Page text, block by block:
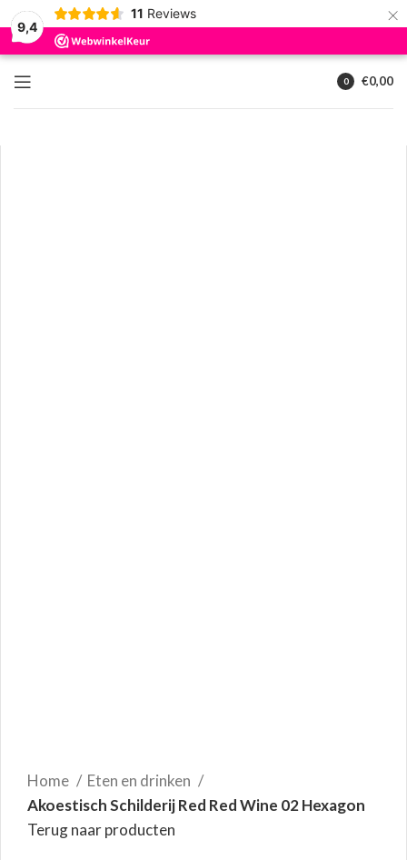
9,4
11 Reviews ×
0
€0,00
Home
Eten en drinken
Akoestisch Schilderij Red Red Wine 02 Hexagon
Terug naar producten